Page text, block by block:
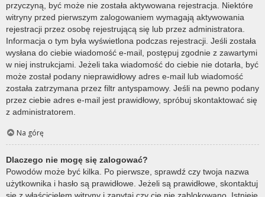
przyczyną, być może nie została aktywowana rejestracja. Niektóre
witryny przed pierwszym zalogowaniem wymagają aktywowania
rejestracji przez osobę rejestrującą się lub przez administratora.
Informacja o tym była wyświetlona podczas rejestracji. Jeśli została
wysłana do ciebie wiadomość e-mail, postępuj zgodnie z zawartymi
w niej instrukcjami. Jeżeli taka wiadomość do ciebie nie dotarła, być
może został podany nieprawidłowy adres e-mail lub wiadomość
została zatrzymana przez filtr antyspamowy. Jeśli na pewno podany
przez ciebie adres e-mail jest prawidłowy, spróbuj skontaktować się
z administratorem.
Na górę
Dlaczego nie mogę się zalogować?
Powodów może być kilka. Po pierwsze, sprawdź czy twoja nazwa
użytkownika i hasło są prawidłowe. Jeżeli są prawidłowe, skontaktuj